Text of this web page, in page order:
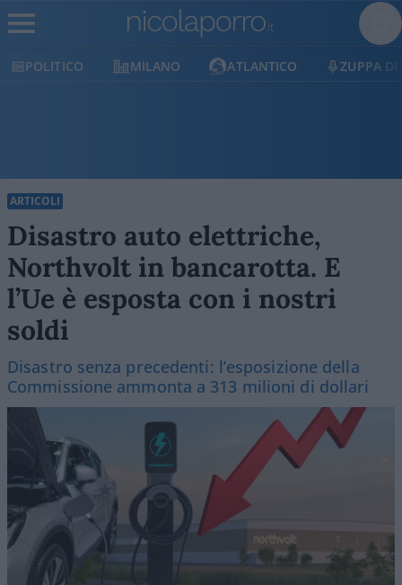
POLITICO MILANO ATLANTICO ZUPPA DI
ARTICOLI
Disastro auto elettriche,
Northvolt in bancarotta. E
l’Ue è esposta con i nostri
soldi
Disastro senza precedenti: l’esposizione della
Commissione ammonta a 313 milioni di dollari